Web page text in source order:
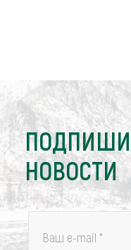
НОВОСТИ
Ваш e-mail *